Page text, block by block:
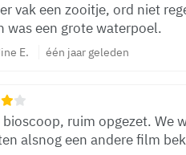
vak een zooitje, ord niet
was een grote waterpoel.
E. één jaar geleden
bioscoop, ruim opgezet. We
alsnog een andere film